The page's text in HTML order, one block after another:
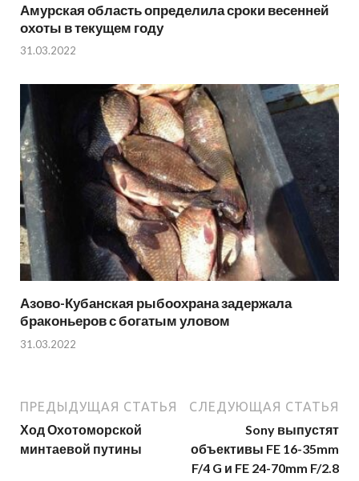
Амурская область определила сроки весенней
охоты в текущем году
31.03.2022
Азово-Кубанская рыбоохрана задержала
браконьеров с богатым уловом
31.03.2022
ПРЕДЫДУЩАЯ СТАТЬЯ
Ход Охотоморской
минтаевой путины
СЛЕДУЮЩАЯ СТАТЬЯ
Sony выпустят
объективы FE 16-35mm
F/4 G и FE 24-70mm F/2.8